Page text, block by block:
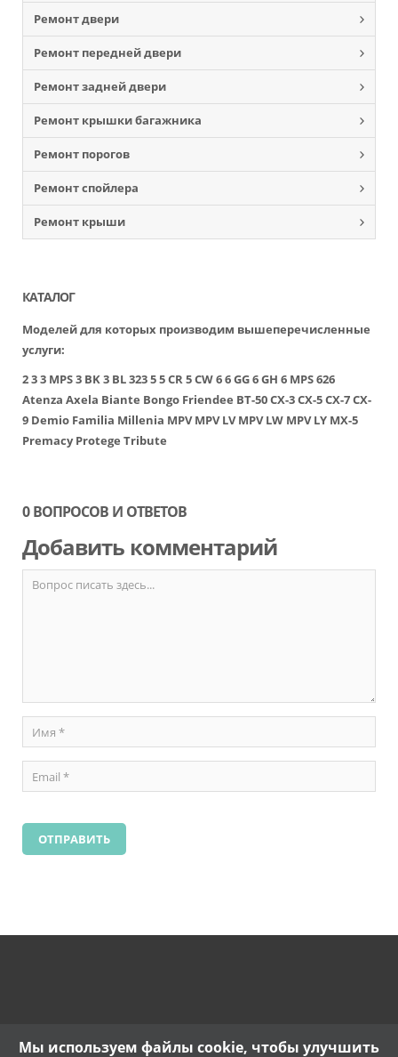
Ремонт двери
Ремонт передней двери
Ремонт задней двери
Ремонт крышки багажника
Ремонт порогов
Ремонт спойлера
Ремонт крыши
КАТАЛОГ
Моделей для которых производим вышеперечисленные
услуги:
233 MPS3 BK3 BL32355 CR5 CW66 GG6 GH 6 MPS626
Atenza Axela Biante Bongo Friendee BT-50CX-3CX-5CX-7CX-
9 Demio Familia Millenia MPV MPV LV MPV LW MPV LY MX-5
Premacy Protege Tribute
0 ВОПРОСОВ И ОТВЕТОВ
Добавить комментарий
Мы используем файлы cookie, чтобы улучшить